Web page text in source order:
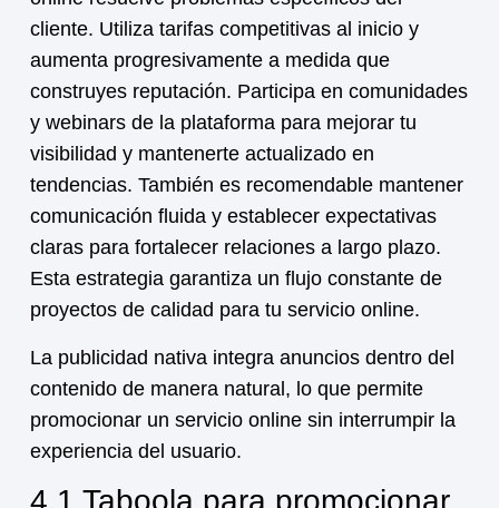
cliente. Utiliza tarifas competitivas al inicio y
aumenta progresivamente a medida que
construyes reputación. Participa en comunidades
y webinars de la plataforma para mejorar tu
visibilidad y mantenerte actualizado en
tendencias. También es recomendable mantener
comunicación fluida y establecer expectativas
claras para fortalecer relaciones a largo plazo.
Esta estrategia garantiza un flujo constante de
proyectos de calidad para tu servicio online.
La publicidad nativa integra anuncios dentro del
contenido de manera natural, lo que permite
promocionar un servicio onlinesin interrumpir la
experiencia del usuario.
4.1 Taboola para promocionar